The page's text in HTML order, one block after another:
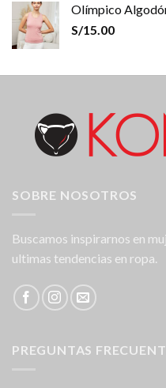
Olímpico
S/15.00
SOBRE NOSOTROS
Buscamos inspirarnos en
ultimas tendencias en ropa.
PREGUNTAS